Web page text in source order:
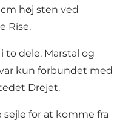
cm høj sten ved
Rise.
dele. Marstal og
kun forbundet med
Drejet.
for at komme fra